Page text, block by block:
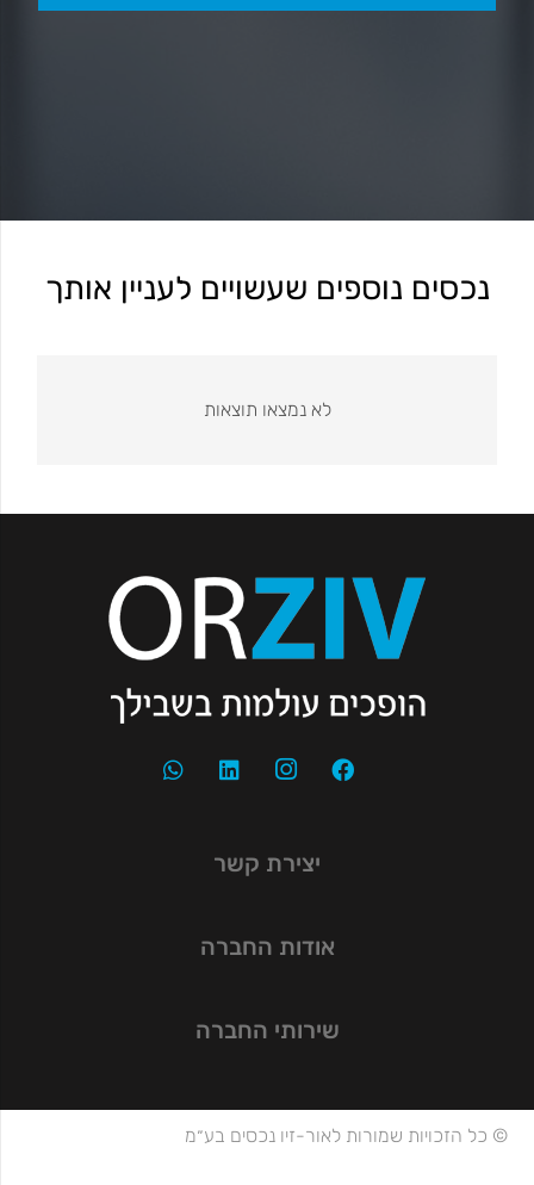
נכסים נוספים שעשויים לעניין אותך
לא נמצאו תוצאות
יצירת קשר
אודות החברה
שירותי החברה
© כל הזכויות שמורות לאור-זיו נכסים בע״מ